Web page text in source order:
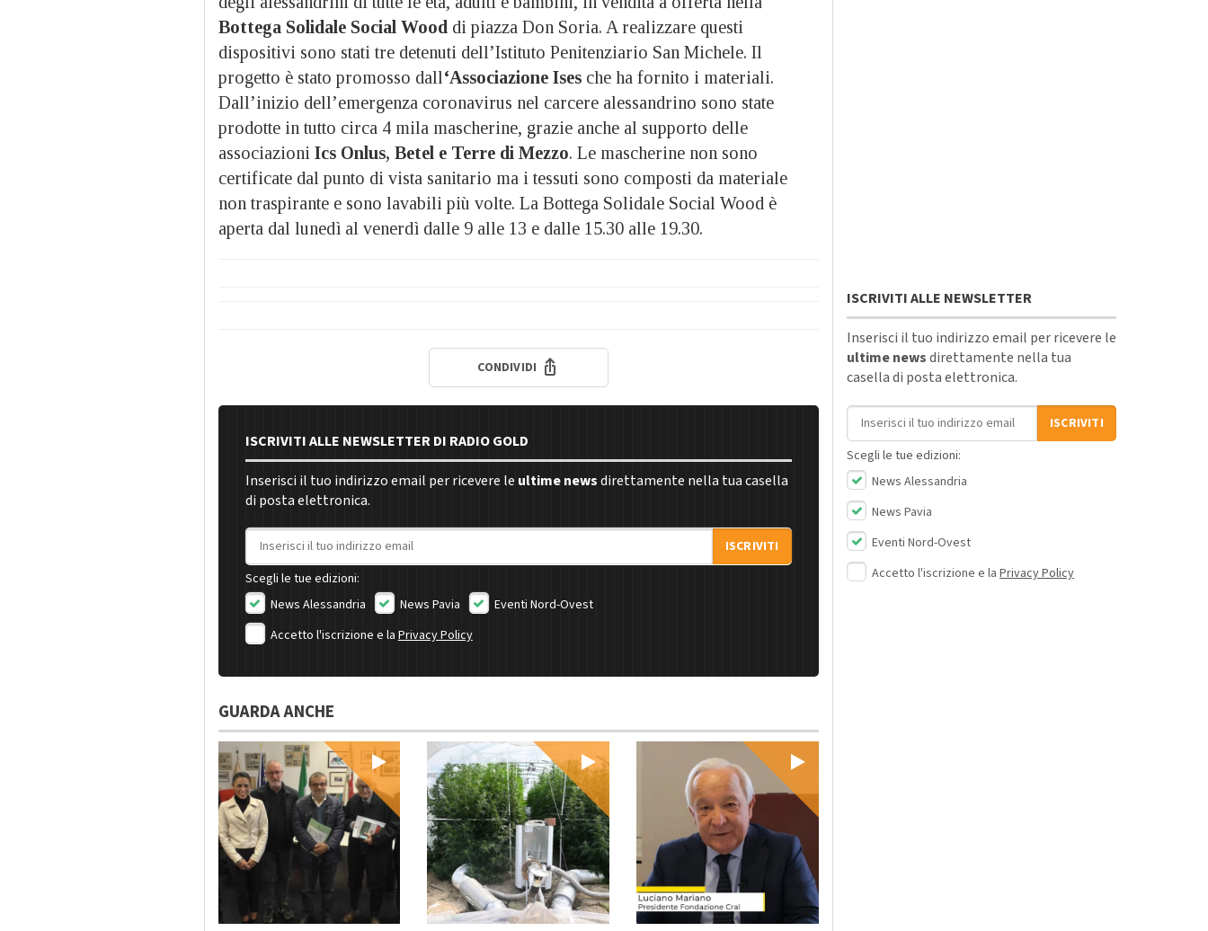
Bottega Solidale Social Wood di piazza Don Soria. A realizzare questi
dispositivi sono stati tre detenuti dell’Istituto Penitenziario San Michele. Il
progetto è stato promosso dall‘Associazione Isesche ha fornito i materiali.
Dall’inizio dell’emergenza coronavirus nel carcere alessandrino sono state
prodotte in tutto circa 4 mila mascherine, grazie anche al supporto delle
associazioni Ics Onlus, Betel e Terre di Mezzo. Le mascherine non sono
certificate dal punto di vista sanitario ma i tessuti sono composti da materiale
non traspirante e sono lavabili più volte. La Bottega Solidale Social Wood è
aperta dal lunedì al venerdì dalle 9 alle 13 e dalle 15.30 alle 19.30.
CONDIVIDI
ISCRIVITI ALLE NEWSLETTER DI RADIO GOLD
Inserisci il tuo indirizzo email per ricevere le ultime newsdirettamente nella tua casella
di posta elettronica.
Indirizzo email
ISCRIVITI
Scegli le tue edizioni:
News Alessandria
News Pavia
Eventi Nord-Ovest
Accetto l'iscrizione e laPrivacy Policy
GUARDA ANCHE
ISCRIVITI ALLE NEWSLETTER
Inserisci il tuo indirizzo email per ricevere le
ultime newsdirettamente nella tua
casella di posta elettronica.
Indirizzo email
ISCRIVITI
Scegli le tue edizioni:
News Alessandria
News Pavia
Eventi Nord-Ovest
Accetto l'iscrizione e la Privacy Policy